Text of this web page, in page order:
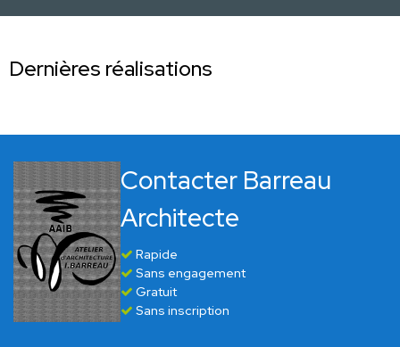
Dernières réalisations
Contacter Barreau
Architecte
Rapide
Sans engagement
Gratuit
Sans inscription